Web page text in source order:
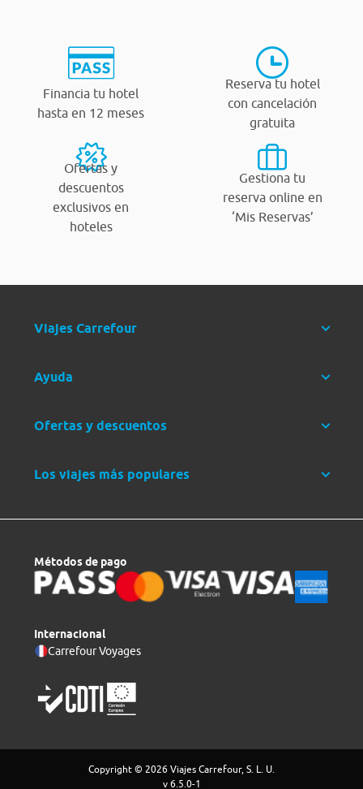
Financia tu hotel
hasta en 12 meses
Reserva tu hotel
con cancelación
gratuita
Ofertas y
descuentos
exclusivos en
hoteles
Gestiona tu
reserva online en
‘Mis Reservas’
Viajes Carrefour
Ayuda
Ofertas y descuentos
Los viajes más populares
Métodos de pago
Internacional
Carrefour Voyages
Copyright © 2026 Viajes Carrefour, S. L. U.
v 6.5.0-1